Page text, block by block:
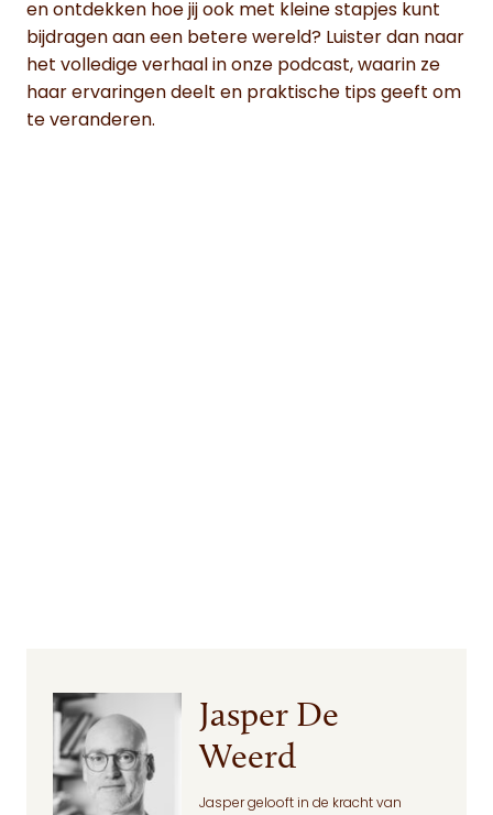
en ontdekken hoe jij ook met kleine stapjes kunt
bijdragen aan een betere wereld? Luister dan naar
het volledige verhaal in onze podcast, waarin ze
haar ervaringen deelt en praktische tips geeft om
te veranderen.
Jasper De
Weerd
Jasper gelooft in de kracht van